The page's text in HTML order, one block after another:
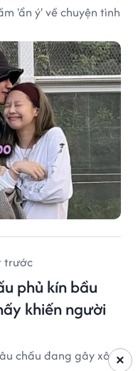
'ẩn ý' về chuyện tình
trước
phủ kín bầu
khiến người
chấu đang gây xôn×